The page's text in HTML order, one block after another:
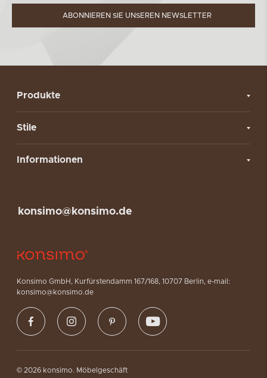
ABONNIEREN SIE UNSEREN NEWSLETTER
Produkte
Stile
Informationen
Konsimo GmbH, Kurfürstendamm 167/168, 10707 Berlin, e-mail:
konsimo@konsimo.de
konsimo@konsimo.de
© 2026 konsimo. Möbelgeschäft